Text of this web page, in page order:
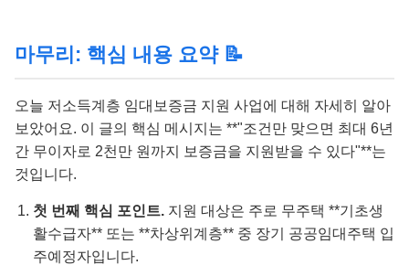
마무리: 핵심 내용 요약 📝
오늘 저소득계층 임대보증금 지원 사업에 대해 자세히 알아
보았어요. 이 글의 핵심 메시지는 **"조건만 맞으면 최대 6년
간 무이자로 2천만 원까지 보증금을 지원받을 수 있다"**는
것입니다.
첫 번째 핵심 포인트. 지원 대상은 주로 무주택 **기초생
활수급자** 또는 **차상위계층** 중 장기 공공임대주택 입
주예정자입니다.